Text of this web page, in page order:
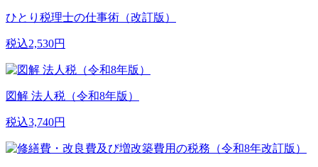
ひとり税理士の仕事術（改訂版）
税込2,530円
図解 法人税（令和8年版）
税込3,740円